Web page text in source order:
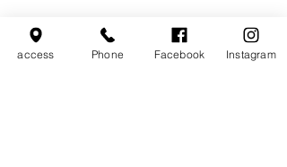
access Phone Facebook Instagram